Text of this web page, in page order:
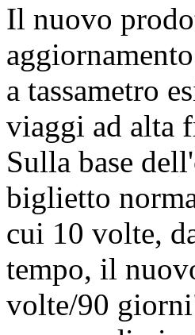
Il nuovo
a tassametro
viaggi ad alta
Sulla base
biglietto
cui 10 volte,
tempo, il
volte/90